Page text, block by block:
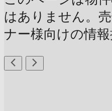
はありません。
ナー様向けの情報